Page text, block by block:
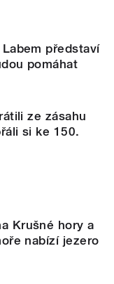
představí
pomáhat
ze zásahu
si ke 150.
Krušné hory a
nabízí jezero